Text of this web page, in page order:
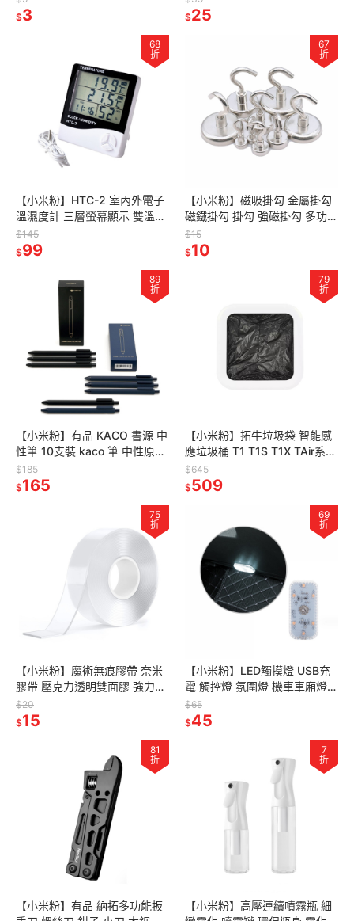
分裝袋 旅行攜便袋
$3
適用戴森dyson吹風機
$25
68
折
【小米粉】HTC-2 室內外電子
溫濕度計 三層螢幕顯示 雙溫度
溫度計 濕度計 帶探頭 家用溫度
計 時間萬年曆鬧鐘溫度
$145
$99
67
折
【小米粉】磁吸掛勾 金屬掛勾
磁鐵掛勾 掛勾 強磁掛勾 多功能
掛勾 磁吸鉤 磁性掛勾 強力磁鐵
掛鉤 強力磁鐵掛勾組
$15
$10
89
折
【小米粉】有品 KACO 書源 中
性筆 10支裝 kaco 筆 中性原子
筆 好寫原子筆
$185
$165
79
折
【小米粉】拓牛垃圾袋 智能感
應垃圾桶 T1 T1S T1X TAir系列
專用 拓牛垃圾盒 拓牛專用垃圾
盒 拓牛專用垃圾袋
$645
$509
75
折
【小米粉】魔術無痕膠帶 奈米
膠帶 壓克力透明雙面膠 強力無
痕貼 萬能無痕貼 壓克力雙面膠
無痕強力膠帶 新型壓克力膠
$20
$15
69
折
【小米粉】LED觸摸燈 USB充
電 觸控燈 氛圍燈 機車車廂燈
汽車觸摸燈 觸控感應照明燈 車
廂燈 照明燈 置物箱燈
$65
$45
81
折
【小米粉】有品 納拓多功能扳
7
折
【小米粉】高壓連續噴霧瓶 細